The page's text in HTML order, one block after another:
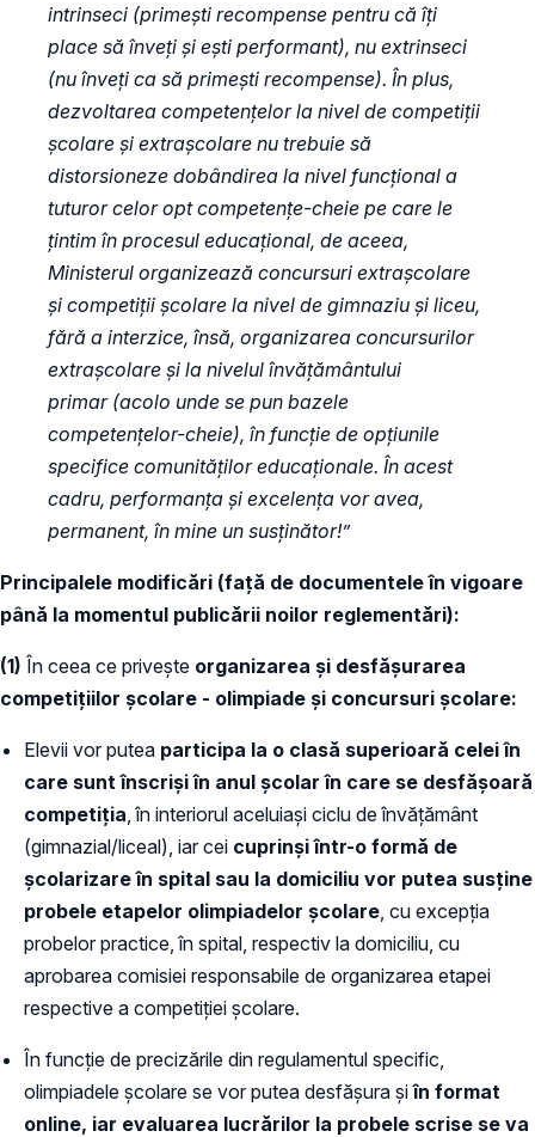
intrinseci (primești recompense pentru că îți
place să înveți și ești performant), nu extrinseci
(nu înveți ca să primești recompense). În plus,
dezvoltarea competențelor la nivel de competiții
școlare și extrașcolare nu trebuie să
distorsioneze dobândirea la nivel funcțional a
tuturor celor opt competențe-cheie pe care le
țintim în procesul educațional, de aceea,
Ministerul organizează concursuri extrașcolare
și competiții școlare la nivel de gimnaziu și liceu,
fără a interzice, însă, organizarea concursurilor
extrașcolare și la nivelul învățământului
primar (acolo unde se pun bazele
competențelor-cheie), în funcție de opțiunile
specifice comunităților educaționale. În acest
cadru, performanța și excelența vor avea,
permanent, în mine un susținător!”
Principalele modificări (față de documentele în vigoare
până la momentul publicării noilor reglementări):
(1) În ceea ce privește organizarea și desfășurarea
competițiilor școlare - olimpiade și concursuri școlare:
Elevii vor putea participa la o clasă superioară celei în
care sunt înscriși în anul școlar în care se desfășoară
competiția , în interiorul aceluiași ciclu de învățământ
(gimnazial/liceal), iar cei cuprinși într-o formă de
școlarizare în spital sau la domiciliu vor putea susține
probele etapelor olimpiadelor școlare , cu excepția
probelor practice, în spital, respectiv la domiciliu, cu
aprobarea comisiei responsabile de organizarea etapei
respective a competiției școlare.
În funcție de precizările din regulamentul specific,
olimpiadele școlare se vor putea desfășura șiîn format
online, iar evaluarea lucrărilor la probele scrise se va